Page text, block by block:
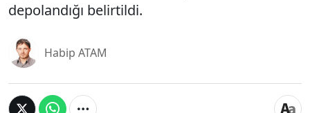
depolandığı belirtildi.
Habip ATAM